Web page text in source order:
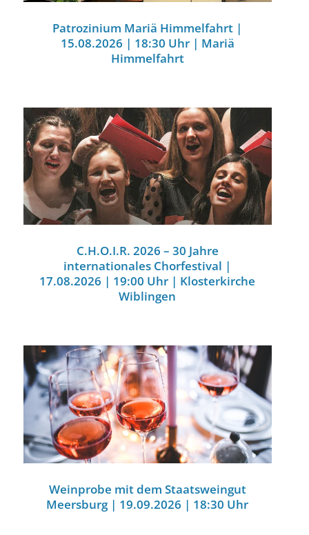
Patrozinium Mariä Himmelfahrt |
15.08.2026 | 18:30 Uhr | Mariä
Himmelfahrt
C.H.O.I.R. 2026 – 30 Jahre
internationales Chorfestival |
17.08.2026 | 19:00 Uhr | Klosterkirche
Wiblingen
Weinprobe mit dem Staatsweingut
Meersburg | 19.09.2026 | 18:30 Uhr